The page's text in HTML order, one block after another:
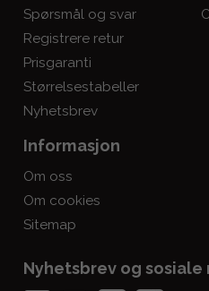
Spørsmål og svar
Registrere retur
Prisgaranti
Størrelsestabeller
Nyhetsbrev
Informasjon
Om oss
Om cookies
Sitemap
Nyhetsbrev og sosiale